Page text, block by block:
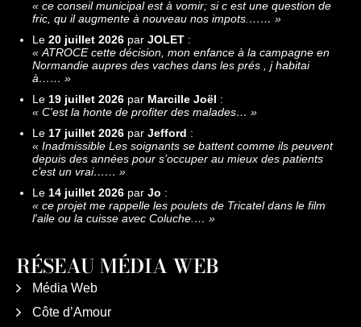
« ce conseil municipal est à vomir; si c est une question de
fric, qu il augmente à nouveau nos impots.…… »
Le 20 juillet 2026 par JOLET :
« ATROCE cette décision, mon enfance à la campagne en
Normandie aupres des vaches dans les prés , j habitai
à…… »
Le 19 juillet 2026 par Marcille Joël :
« C'est la honte de profiter des malades… »
Le 17 juillet 2026 par Jefford :
« Inadmissible Les soignants se battent comme ils peuvent
depuis des années pour s’occuper au mieux des patients
c’est un vrai…… »
Le 14 juillet 2026 par Jo :
« ce projet me rappelle les poulets de Tricatel dans le film
l'aile ou la cuisse avec Coluche.… »
RÉSEAU MÉDIA WEB
Média Web
Côte d’Amour